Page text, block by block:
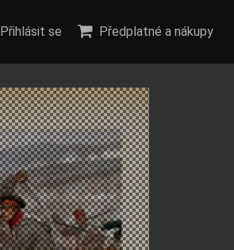
Přihlásit se Předplatné a nákupy